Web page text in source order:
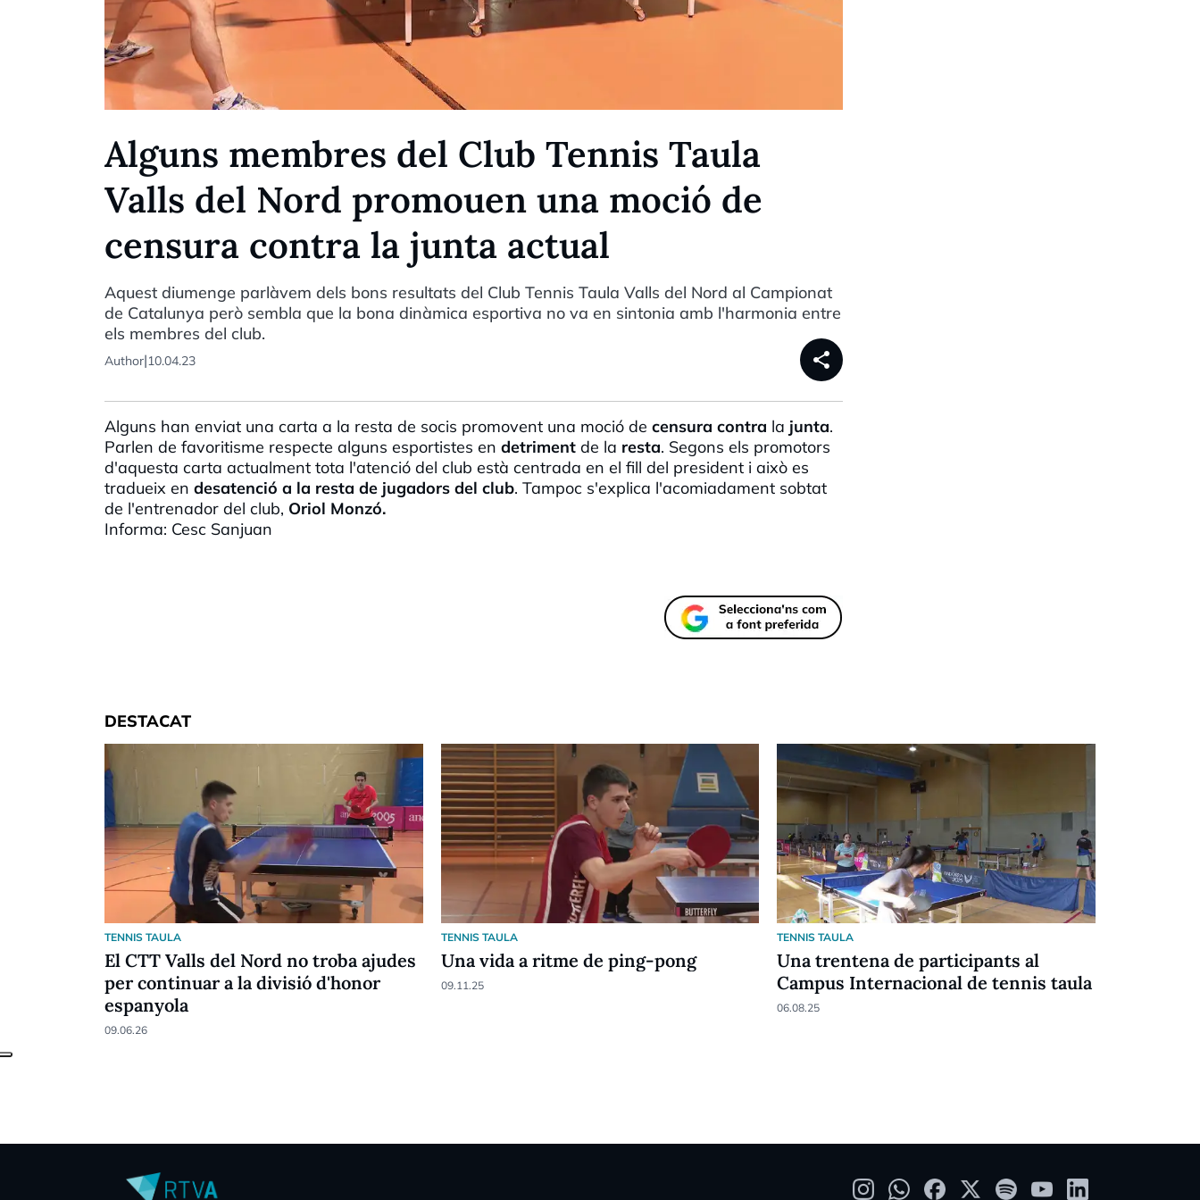
Alguns membres del Club Tennis Taula
Valls del Nord promouen una moció de
censura contra la junta actual
Aquest diumenge parlàvem dels bons resultats del Club Tennis Taula Valls del Nord al Campionat
de Catalunya però sembla que la bona dinàmica esportiva no va en sintonia amb l'harmonia entre
els membres del club.
Author|10.04.23 share
Alguns han enviat una carta a la resta de socis promovent una moció de censura contra la junta.
Parlen de favoritisme respecte alguns esportistes en detriment de la resta. Segons els promotors
d'aquesta carta actualment tota l'atenció del club està centrada en el fill del president i això es
tradueix en desatenció a la resta de jugadors del club. Tampoc s'explica l'acomiadament sobtat
de l'entrenador del club, Oriol Monzó.
Informa: Cesc Sanjuan
DESTACAT
TENNIS TAULA
El CTT Valls del Nord no troba ajudes
per continuar a la divisió d'honor
espanyola
09.06.26
TENNIS TAULA
Una vida a ritme de ping-pong
09.11.25
TENNIS TAULA
Una trentena de participants al
Campus Internacional de tennis taula
06.08.25